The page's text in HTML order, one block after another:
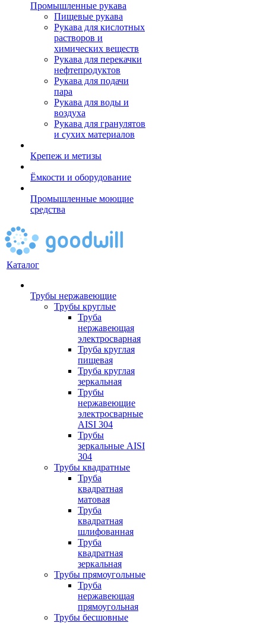
Промышленные рукава
Пищевые рукава
Рукава для кислотных
растворов и
химических веществ
Рукава для перекачки
нефтепродуктов
Рукава для подачи
пара
Рукава для воды и
воздуха
Рукава для гранулятов
и сухих материалов
Крепеж и метизы
Ёмкости и оборудование
Промышленные моющие
средства
Каталог
Трубы нержавеющие
Трубы круглые
Труба
нержавеющая
электросварная
Труба круглая
пищевая
Труба круглая
зеркальная
Трубы
нержавеющие
электросварные
AISI 304
Трубы
зеркальные AISI
304
Трубы квадратные
Труба
квадратная
матовая
Труба
квадратная
шлифованная
Труба
квадратная
зеркальная
Трубы прямоугольные
Труба
нержавеющая
прямоугольная
Трубы бесшовные